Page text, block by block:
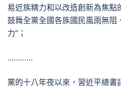
易近族精力和以改造創新為焦點
鼓舞全黨全國各族國民風雨無阻
力”；
…………
黨的十八年夜以來，習近平總